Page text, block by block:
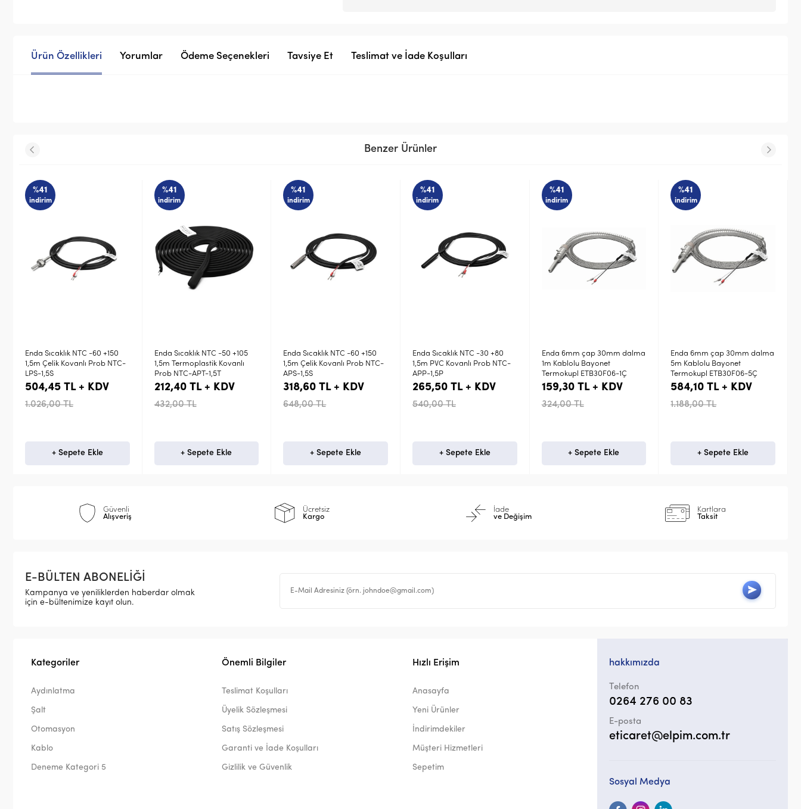
Ürün Özellikleri Yorumlar Ödeme Seçenekleri Tavsiye Et Teslimat ve İade Koşulları
Benzer Ürünler
%41
indirim
Enda Sıcaklık NTC -50 +105
1,5m Termoplastik Kovanlı
Prob NTC-APT-1,5T
212,40 TL + KDV
432,00 TL
+ Sepete Ekle
%41
indirim
Enda Sıcaklık NTC -60 +150
1,5m Çelik Kovanlı Prob NTC-
APS-1,5S
318,60 TL + KDV
648,00 TL
+ Sepete Ekle
%41
indirim
Enda Sıcaklık NTC -30 +80
1,5m PVC Kovanlı Prob NTC-
APP-1,5P
265,50 TL + KDV
540,00 TL
+ Sepete Ekle
%41
indirim
Enda 6mm çap 30mm dalma
1m Kablolu Bayonet
Termokupl ETB30F06-1Ç
159,30 TL + KDV
324,00 TL
+ Sepete Ekle
%41
indirim
Enda 6mm çap 30mm dalma
5m Kablolu Bayonet
Termokupl ETB30F06-5Ç
584,10 TL + KDV
1.188,00 TL
+ Sepete Ekle
%41
indirim
Enda 6mm çap 30mm dalma
3m Kablolu Bayonet
Termokupl ETB30F06-3Ç
371,70 TL + KDV
756,00 TL
+ Sepete Ekle
Güvenli
Alışveriş
Ücretsiz
Kargo
İade
ve Değişim
Kartlara
Taksit
E-BÜLTEN ABONELİĞİ
Kampanya ve yeniliklerden haberdar olmak
için e-bültenimize kayıt olun.
Kategoriler
Aydınlatma
Şalt
Otomasyon
Kablo
Deneme Kategori 5
Önemli Bilgiler
Teslimat Koşulları
Üyelik Sözleşmesi
Satış Sözleşmesi
Garanti ve İade Koşulları
Gizlilik ve Güvenlik
Hızlı Erişim
Anasayfa
Yeni Ürünler
İndirimdekiler
Müşteri Hizmetleri
Sepetim
hakkımızda
Telefon
0264 276 00 83
E-posta
eticaret@elpim.com.tr
Sosyal Medya